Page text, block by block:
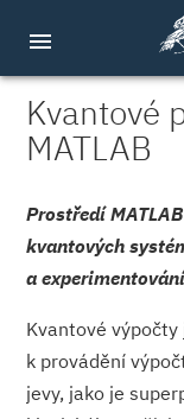
menu
Kvantové
MATLAB
Prostředí
kvantových
a
Kvantové
k provádění
jevy, jako je